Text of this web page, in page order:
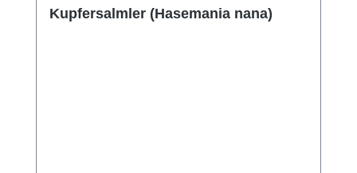
Kupfersalmler (Hasemania nana)